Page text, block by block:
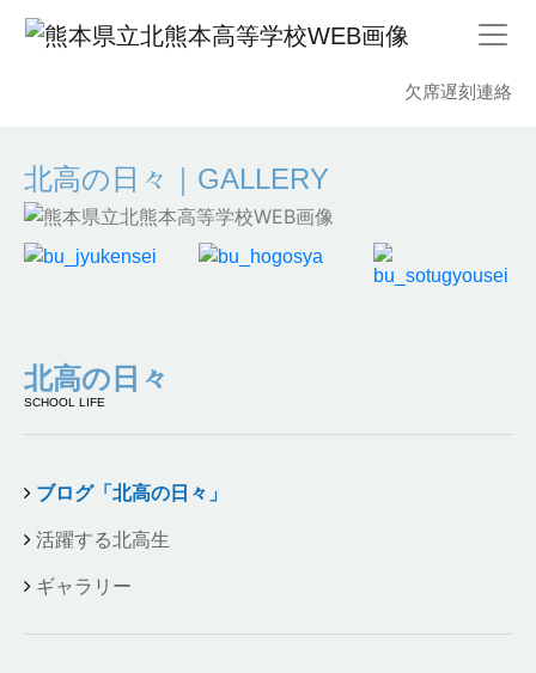
欠席遅刻連絡
北高の日々｜GALLERY
北高の日々
SCHOOL LIFE
ブログ「北高の日々」
活躍する北高生
ギャラリー